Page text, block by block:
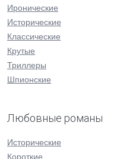
Иронические
Исторические
Классические
Крутые
Триллеры
Шпионские
Любовные романы
Исторические
Короткие